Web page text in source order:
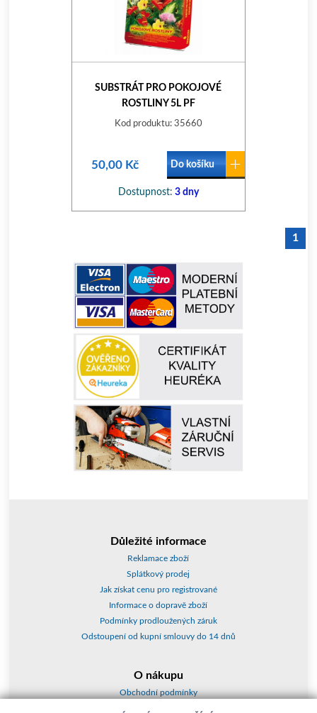
SUBSTRÁT PRO POKOJOVÉ
ROSTLINY 5L PF
Kod produktu: 35660
50,00 Kč Do košíku
Dostupnost: 3 dny
1
Důležité informace
Reklamace zboží
Splátkový prodej
Jak získat cenu pro registrované
Informace o dopravě zboží
Podmínky prodloužených záruk
Odstoupení od kupní smlouvy do 14 dnů
O nákupu
Obchodní podmínky